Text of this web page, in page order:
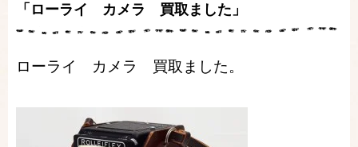
「ローライ カメラ 買取ました」
ローライ カメラ 買取ました。